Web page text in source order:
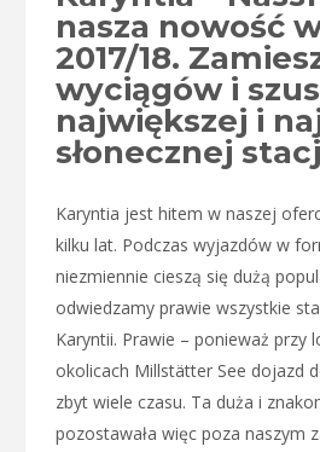
nasza nowość
2017/18.
wyciągów i
największej i
słonecznej
Karyntia jest hitem w naszej
kilku lat. Podczas wyjazdów w
niezmiennie cieszą się dużą
odwiedzamy prawie wszystkie
Karyntii. Prawie – ponieważ przy
okolicach Millstätter See dojazd
zbyt wiele czasu. Ta duża i
pozostawała więc poza naszym